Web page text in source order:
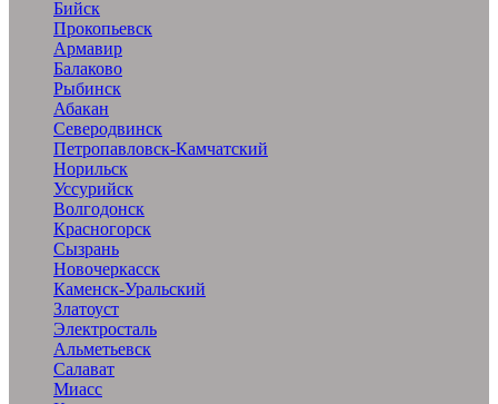
Бийск
Прокопьевск
Армавир
Балаково
Рыбинск
Абакан
Северодвинск
Петропавловск-Камчатский
Норильск
Уссурийск
Волгодонск
Красногорск
Сызрань
Новочеркасск
Каменск-Уральский
Златоуст
Электросталь
Альметьевск
Салават
Миасс